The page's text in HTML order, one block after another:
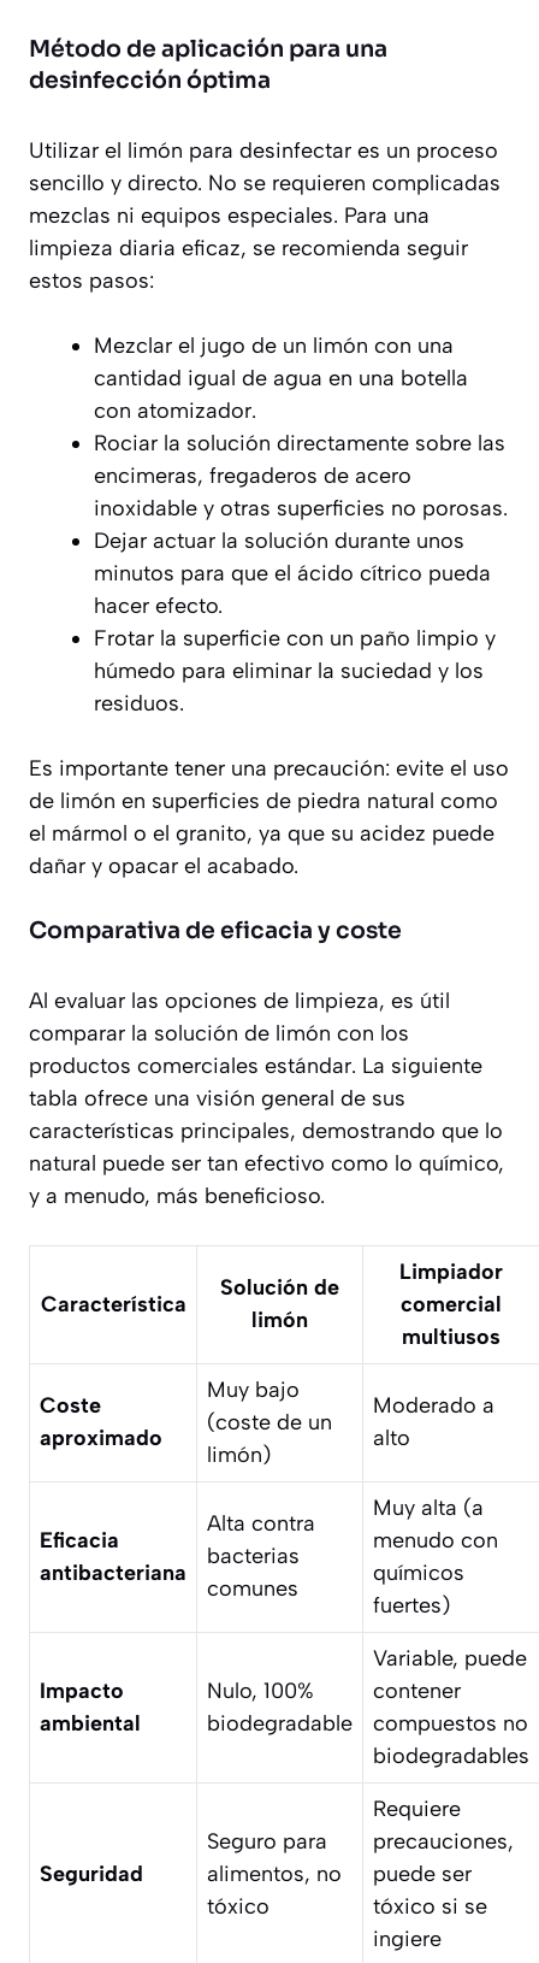
Método de aplicación para una
desinfección óptima
Utilizar el limón para desinfectar es un proceso
sencillo y directo. No se requieren complicadas
mezclas ni equipos especiales. Para una
limpieza diaria eficaz, se recomienda seguir
estos pasos:
Mezclar el jugo de un limón con una
cantidad igual de agua en una botella
con atomizador.
Rociar la solución directamente sobre las
encimeras, fregaderos de acero
inoxidable y otras superficies no porosas.
Dejar actuar la solución durante unos
minutos para que el ácido cítrico pueda
hacer efecto.
Frotar la superficie con un paño limpio y
húmedo para eliminar la suciedad y los
residuos.
Es importante tener una precaución: evite el uso
de limón en superficies de piedra natural como
el mármol o el granito, ya que su acidez puede
dañar y opacar el acabado.
Comparativa de eficacia y coste
Al evaluar las opciones de limpieza, es útil
comparar la solución de limón con los
productos comerciales estándar. La siguiente
tabla ofrece una visión general de sus
características principales, demostrando que lo
natural puede ser tan efectivo como lo químico,
y a menudo, más beneficioso.
Característica
Solución de
limón
Limpiador
comercial
multiusos
Coste
aproximado
Muy bajo
(coste de un
limón)
Moderado a
alto
Eficacia
antibacteriana
Alta contra
bacterias
comunes
Muy alta (a
menudo con
químicos
fuertes)
Impacto
ambiental
Nulo, 100%
biodegradable
Variable, puede
contener
compuestos no
biodegradables
Seguridad
Seguro para
alimentos, no
tóxico
Requiere
precauciones,
puede ser
tóxico si se
ingiere